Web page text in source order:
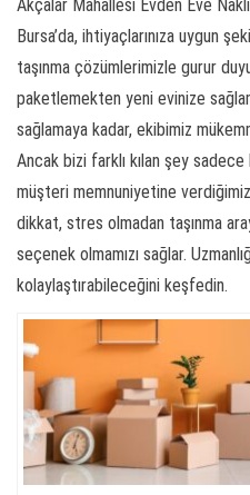
Akçalar Mahallesi Evden Eve
Bursa’da, ihtiyaçlarınıza uygun
taşınma çözümlerimizle gurur
paketlemekten yeni evinize
sağlamaya kadar, ekibimiz
Ancak bizi farklı kılan şey sadece
müşteri memnuniyetine
dikkat, stres olmadan taşınma
seçenek olmamızı sağlar.
kolaylaştırabileceğini keşfedin.